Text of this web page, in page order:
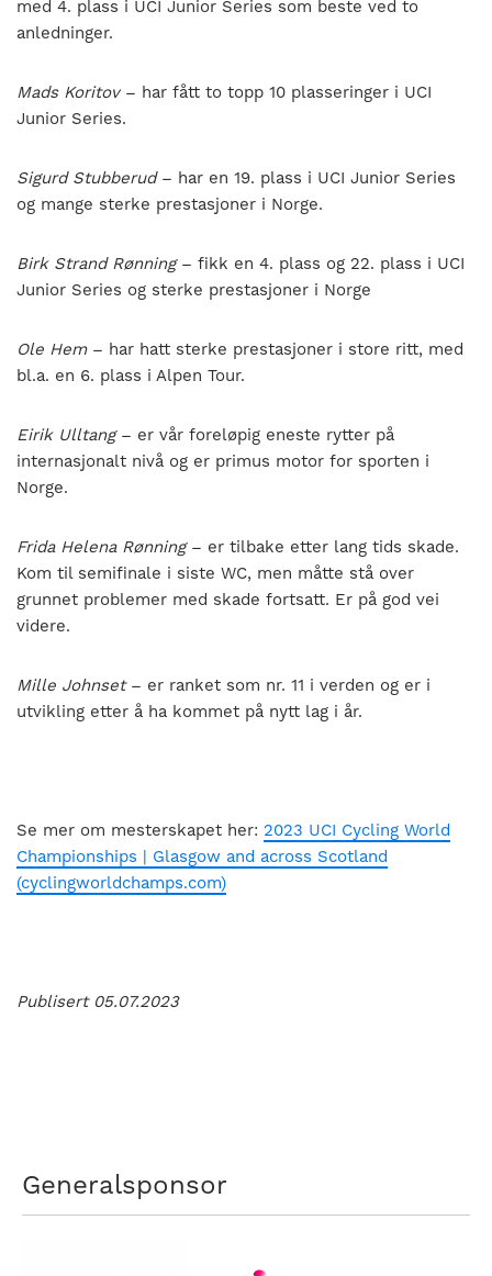
med 4. plass i UCI Junior Series som beste ved to
anledninger.
Mads Koritov– har fått to topp 10 plasseringer i UCI
Junior Series.
Sigurd Stubberud– har en 19. plass i UCI Junior Series
og mange sterke prestasjoner i Norge.
Birk Strand Rønning– fikk en 4. plass og 22. plass i UCI
Junior Series og sterke prestasjoner i Norge
Ole Hem– har hatt sterke prestasjoner i store ritt, med
bl.a. en 6. plass i Alpen Tour.
Eirik Ulltang– er vår foreløpig eneste rytter på
internasjonalt nivå og er primus motor for sporten i
Norge.
Frida Helena Rønning– er tilbake etter lang tids skade.
Kom til semifinale i siste WC, men måtte stå over
grunnet problemer med skade fortsatt. Er på god vei
videre.
Mille Johnset– er ranket som nr. 11 i verden og er i
utvikling etter å ha kommet på nytt lag i år.
Se mer om mesterskapet her: 2023 UCI Cycling World
Championships | Glasgow and across Scotland
(cyclingworldchamps.com)
Publisert 05.07.2023
Generalsponsor